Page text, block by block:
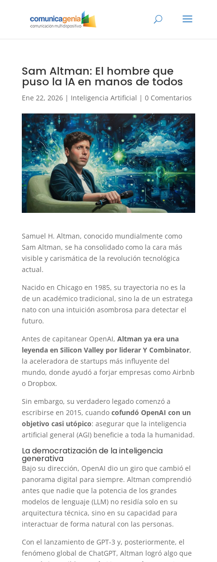
Sam Altman: El hombre que
puso la IA en manos de todos
Ene 22, 2026| Inteligencia Artificial | 0 Comentarios
Samuel H. Altman, conocido mundialmente como
Sam Altman, se ha consolidado como la cara más
visible y carismática de la revolución tecnológica
actual.
Nacido en Chicago en 1985, su trayectoria no es la
de un académico tradicional, sino la de un estratega
nato con una intuición asombrosa para detectar el
futuro.
Antes de capitanear OpenAI, Altman ya era una
leyenda en Silicon Valley por liderar Y Combinator,
la aceleradora de startups más influyente del
mundo, donde ayudó a forjar empresas como Airbnb
o Dropbox.
Sin embargo, su verdadero legado comenzó a
escribirse en 2015, cuando cofundó OpenAI con un
objetivo casi utópico: asegurar que la inteligencia
artificial general (AGI) beneficie a toda la humanidad.
La democratización de la inteligencia
generativa
Bajo su dirección, OpenAI dio un giro que cambió el
panorama digital para siempre. Altman comprendió
antes que nadie que la potencia de los grandes
modelos de lenguaje (LLM) no residía solo en su
arquitectura técnica, sino en su capacidad para
interactuar de forma natural con las personas.
Con el lanzamiento de GPT-3 y, posteriormente, el
fenómeno global de ChatGPT, Altman logró algo que